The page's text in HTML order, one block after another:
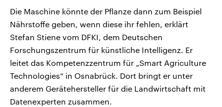
Die Maschine könnte der Pflanze dann zum Beispiel
Nährstoffe geben, wenn diese ihr fehlen, erklärt
Stefan Stiene vom DFKI, dem Deutschen
Forschungszentrum für künstliche Intelligenz. Er
leitet das Kompetenzzentrum für „Smart Agriculture
Technologies“ in Osnabrück. Dort bringt er unter
anderem Gerätehersteller für die Landwirtschaft mit
Datenexperten zusammen.